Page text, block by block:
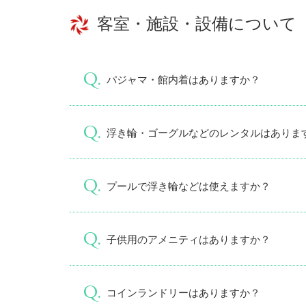
客室・施設・設備について
パジャマ・館内着はありますか？
浮き輪・ゴーグルなどのレンタルはありま
プールで浮き輪などは使えますか？
子供用のアメニティはありますか？
コインランドリーはありますか？